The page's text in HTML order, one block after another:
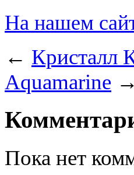
На нашем
← Кристалл
Aquamarine →
Пока нет